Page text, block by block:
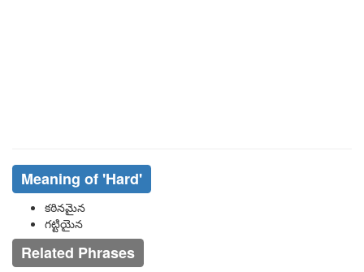
Meaning of 'hard'
కఠినమైన
గట్టియైన
Related Phrases